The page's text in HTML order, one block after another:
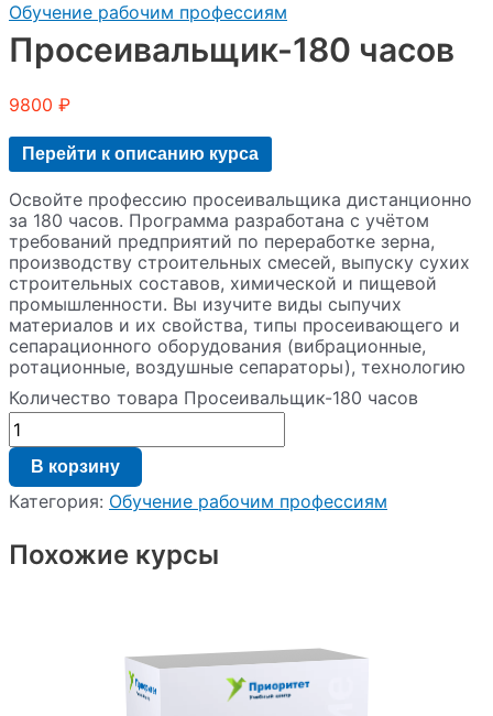
Обучение рабочим профессиям
Просеивальщик-180 часов
9800 ₽
Перейти к описанию курса
Освойте профессию просеивальщика дистанционно
за 180 часов. Программа разработана с учётом
требований предприятий по переработке зерна,
производству строительных смесей, выпуску сухих
строительных составов, химической и пищевой
промышленности. Вы изучите виды сыпучих
материалов и их свойства, типы просеивающего и
сепарационного оборудования (вибрационные,
ротационные, воздушные сепараторы), технологию
подготовки сырья, контроль качества продукта по
фракциям и влажности, обслуживание машин,
устранение типовых неисправностей, а также нормы
охраны труда и промышленной безопасности. По
окончании курса выдаётся документ
государственного образца, подтверждающий
квалификацию.
Количество товара Просеивальщик-180 часов
В корзину
Категория: Обучение рабочим профессиям
Похожие курсы